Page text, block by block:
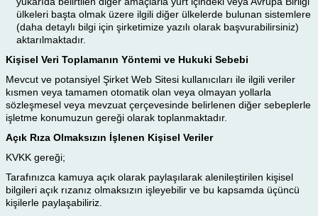
ülkeleri başta olmak üzere ilgili diğer ülkelerde bulunan sistemlere
(daha detaylı bilgi için şirketimize yazılı olarak başvurabilirsiniz)
aktarılmaktadır.
Kişisel Veri Toplamanın Yöntemi ve Hukuki Sebebi
Mevcut ve potansiyel Şirket Web Sitesi kullanıcıları ile ilgili veriler
kısmen veya tamamen otomatik olan veya olmayan yollarla
sözleşmesel veya mevzuat çerçevesinde belirlenen diğer sebeplerle
işletme konumuzun gereği olarak toplanmaktadır.
Açık Rıza Olmaksızın İşlenen Kişisel Veriler
KVKK gereği;
Tarafınızca kamuya açık olarak paylaşılarak alenileştirilen kişisel
bilgileri açık rızanız olmaksızın işleyebilir ve bu kapsamda üçüncü
kişilerle paylaşabiliriz.